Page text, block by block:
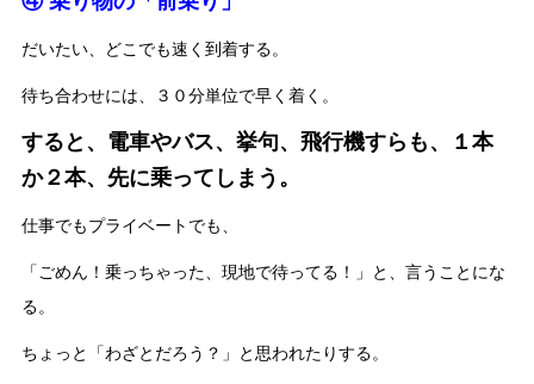
だいたい、どこでも速く到着する。
待ち合わせには、３０分単位で早く着く。
すると、電車やバス、挙句、飛行機すらも、１本
か２本、先に乗ってしまう。
仕事でもプライベートでも、
「ごめん！乗っちゃった、現地で待ってる！」と、言うことにな
る。
ちょっと「わざとだろう？」と思われたりする。